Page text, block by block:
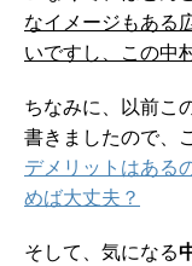
なイメージもある
いですし、この中
ちなみに、以前こ
書きましたので、
デメリットはある
めば大丈夫？
そして、気になる